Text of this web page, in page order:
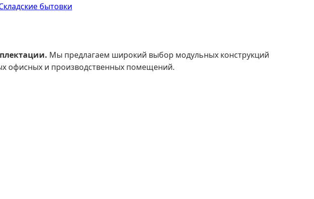
бытовки
Мы предлагаем широкий выбор модульных конструкций
офисных и производственных помещений.